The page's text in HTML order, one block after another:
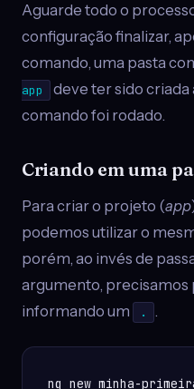
Aguarde todo o
configuração finalizar,
comando, uma pasta
app
deve ter sido criada
comando foi rodado.
Criando em uma
Para criar o projeto (app
podemos utilizar o
porém, ao invés de
argumento, precisamos
informando um . .
ng new minha-